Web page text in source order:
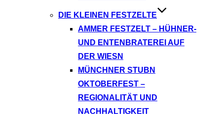
DIE KLEINEN FESTZELTE
AMMER FESTZELT – HÜHNER-
UND ENTENBRATEREI AUF
DER WIESN
MÜNCHNER STUBN
OKTOBERFEST –
REGIONALITÄT UND
NACHHALTIGKEIT